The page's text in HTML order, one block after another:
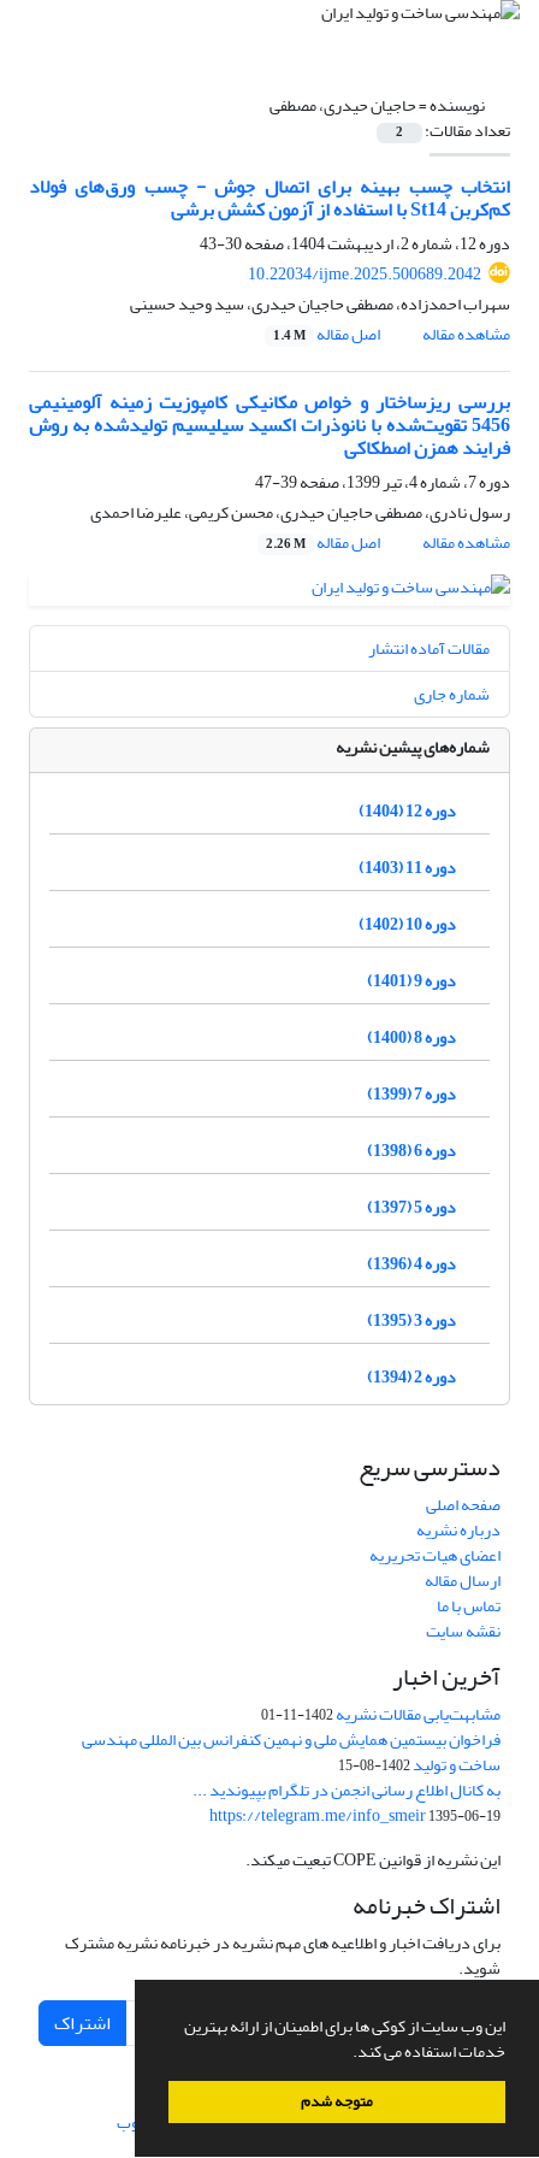
این وب سایت از کوکی ها برای اطمینان از ارائه بهترین
خدمات استفاده می کند.
متوجه شدم
نویسنده =حاجیان حیدری، مصطفی
تعداد مقالات: 2
انتخاب چسب بهینه برای اتصال‌ جوش - چسب ورق‌های فولاد
کم‌کربن St14 با استفاده از آزمون کشش برشی
دوره 12، شماره 2، اردیبهشت 1404، صفحه
30-43
10.22034/ijme.2025.500689.2042
سهراب احمدزاده، مصطفی حاجیان حیدری، سید وحید حسینی
مشاهده مقاله
اصل مقاله 1.4 M
بررسی ریزساختار و خواص مکانیکی کامپوزیت زمینه آلومینیمی
5456 تقویت‌شده با نانوذرات اکسید سیلیسیم تولیدشده به روش
فرایند همزن اصطکاکی
دوره 7، شماره 4، تیر 1399، صفحه
39-47
رسول نادری، مصطفی حاجیان حیدری، محسن کریمی، علیرضا احمدی
مشاهده مقاله
اصل مقاله 2.26 M
مقالات آماده انتشار
شماره جاری
شماره‌های پیشین نشریه
دوره 12 (1404)
دوره 11 (1403)
دوره 10 (1402)
دوره 9 (1401)
دوره 8 (1400)
دوره 7 (1399)
دوره 6 (1398)
دوره 5 (1397)
دوره 4 (1396)
دوره 3 (1395)
دوره 2 (1394)
دسترسی سریع
صفحه اصلی
درباره نشریه
اعضای هیات تحریریه
ارسال مقاله
تماس با ما
نقشه سایت
آخرین اخبار
مشابهت‌یابی مقالات نشریه1402-11-01
فراخوان بیستمین همایش ملی و نهمین کنفرانس بین المللی مهندسی
ساخت و تولید1402-08-15
به کانال اطلاع رسانی انجمن در تلگرام بپیوندید ...
https://telegram.me/info_smeir1395-06-19
این نشریه از قوانین COPE تبعیت میکند.
اشتراک خبرنامه
برای دریافت اخبار و اطلاعیه های مهم نشریه در خبرنامه نشریه مشترک
شوید.
اشتراک
سامانه مدیریت نشریات علمی.طراحی و پیاده سازی از سیناوب